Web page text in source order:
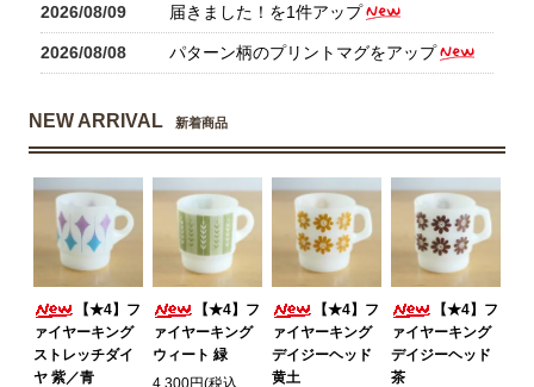
2026/08/09 届きました！を1件アップ
2026/08/08 パターン柄のプリントマグをアップ
NEW ARRIVAL 新着商品
【★4】フ
ァイヤーキング
ストレッチダイ
ヤ 紫／青
【★4】フ
ァイヤーキング
ウィート 緑
4,300円(税込
【★4】フ
ァイヤーキング
デイジーヘッド
黄土
【★4】フ
ァイヤーキング
デイジーヘッド
茶